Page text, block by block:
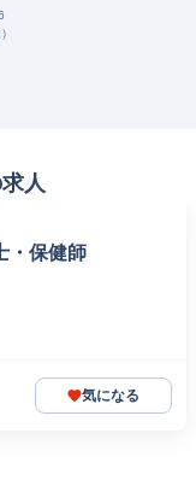
人
・保健師
気になる